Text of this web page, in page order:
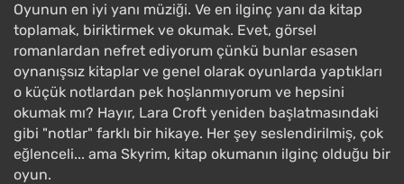
Oyunun en iyi yanı müziği. Ve en ilginç yanı da kitap
toplamak, biriktirmek ve okumak. Evet, görsel
romanlardan nefret ediyorum çünkü bunlar esasen
oynanışsız kitaplar ve genel olarak oyunlarda yaptıkları
o küçük notlardan pek hoşlanmıyorum ve hepsini
okumak mı? Hayır, Lara Croft yeniden başlatmasındaki
gibi "notlar" farklı bir hikaye. Her şey seslendirilmiş, çok
eğlenceli... ama Skyrim, kitap okumanın ilginç olduğu bir
oyun.